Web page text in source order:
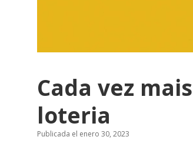
Cada vez
loteria
Publicada el enero 30, 2023